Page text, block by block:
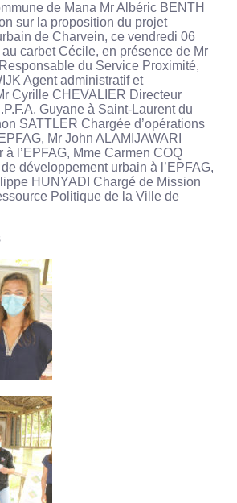
de Mana Mr Albéric BENTH
sur la proposition du projet
de Charvein, ce vendredi 06
carbet Cécile, en présence de Mr
du Service Proximité,
Agent administratif et
Cyrille CHEVALIER Directeur
Guyane à Saint-Laurent du
SATTLER Chargée d’opérations
Mr John ALAMIJAWARI
à l’EPFAG, Mme Carmen COQ
développement urbain à l’EPFAG,
HUNYADI Chargé de Mission
Politique de la Ville de